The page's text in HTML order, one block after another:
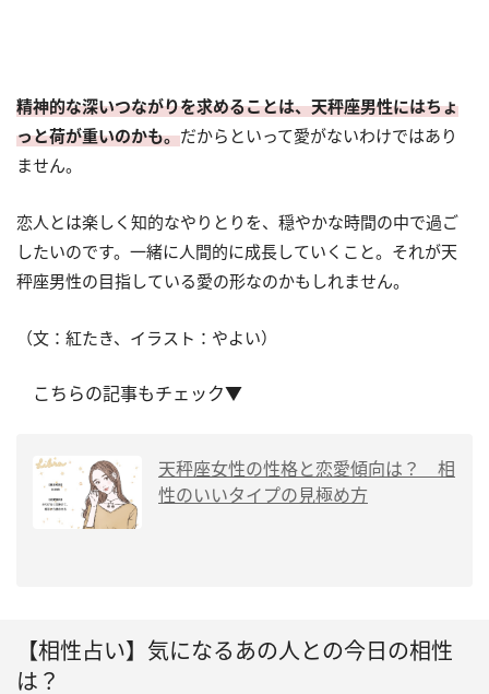
精神的な深いつながりを求めることは、天秤座男性にはちょ
っと荷が重いのかも。だからといって愛がないわけではあり
ません。
恋人とは楽しく知的なやりとりを、穏やかな時間の中で過ご
したいのです。一緒に人間的に成長していくこと。それが天
秤座男性の目指している愛の形なのかもしれません。
（文：紅たき、イラスト：やよい）
こちらの記事もチェック▼
天秤座女性の性格と恋愛傾向は？ 相
性のいいタイプの見極め方
【相性占い】気になるあの人との今日の相性
は？